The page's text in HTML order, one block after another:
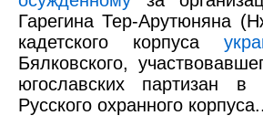
Гарегина Тер-Арутюняна
кадетского корпуса
Бялковского,
югославских партизан в
Русского охранного